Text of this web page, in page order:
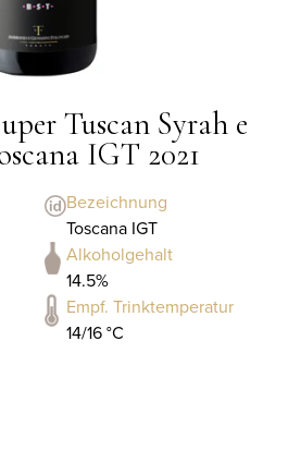
Tuscan Syrah e
IGT 2021
Bezeichnung
Toscana IGT
Alkoholgehalt
14.5%
Empf. Trinktemperatur
14/16 °C